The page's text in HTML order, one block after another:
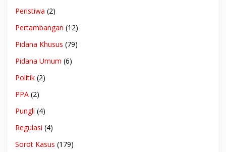
Peristiwa (2)
Pertambangan (12)
Pidana Khusus (79)
Pidana Umum (6)
Politik (2)
PPA (2)
Pungli (4)
Regulasi (4)
Sorot Kasus (179)